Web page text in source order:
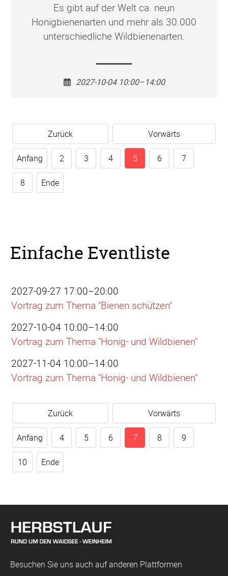
Es gibt auf der Welt ca. neun
Honigbienenarten und mehr als 30.000
unterschiedliche Wildbienenarten.
2027-10-04 10:00–14:00
Zurück Vorwärts
Anfang 2 3 4 5 6 7
8 Ende
Einfache Eventliste
2027-09-27 17:00–20:00
Vortrag zum Thema "Bienen schützen"
2027-10-04 10:00–14:00
Vortrag zum Thema "Honig- und Wildbienen"
2027-11-04 10:00–14:00
Vortrag zum Thema "Honig- und Wildbienen"
Zurück Vorwärts
Anfang 4 5 6 7 8 9
10 Ende
Besuchen Sie uns auch auf anderen Plattformen